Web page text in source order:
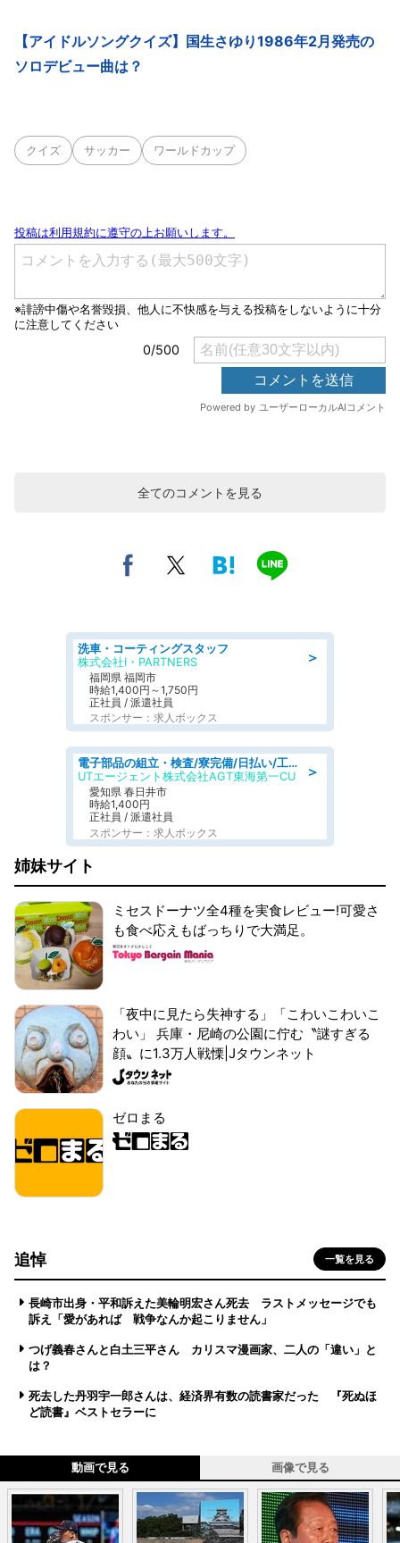
【アイドルソングクイズ】国生さゆり1986年2月発売の
ソロデビュー曲は？
クイズ サッカー ワールドカップ
全てのコメントを見る
＞
洗車・コーティングスタッフ
株式会社I・PARTNERS
福岡県 福岡市
時給1,400円～1,750円
正社員 / 派遣社員
スポンサー：求人ボックス
＞
電子部品の組立・検査/寮完備/日払い/工場・製造
UTエージェント株式会社AGT東海第一CU
愛知県 春日井市
時給1,400円
正社員 / 派遣社員
スポンサー：求人ボックス
姉妹サイト
ミセスドーナツ全4種を実食レビュー!可愛さ
も食べ応えもばっちりで大満足。
「夜中に見たら失神する」「こわいこわいこ
わい」 兵庫・尼崎の公園に佇む〝謎すぎる
顔〟に1.3万人戦慄|Jタウンネット
ゼロまる
追悼 一覧を見る
長崎市出身・平和訴えた美輪明宏さん死去 ラストメッセージでも
訴え「愛があれば 戦争なんか起こりません」
つげ義春さんと白土三平さん カリスマ漫画家、二人の「違い」と
は？
死去した丹羽宇一郎さんは、経済界有数の読書家だった 『死ぬほ
ど読書』ベストセラーに
動画で見る 画像で見る